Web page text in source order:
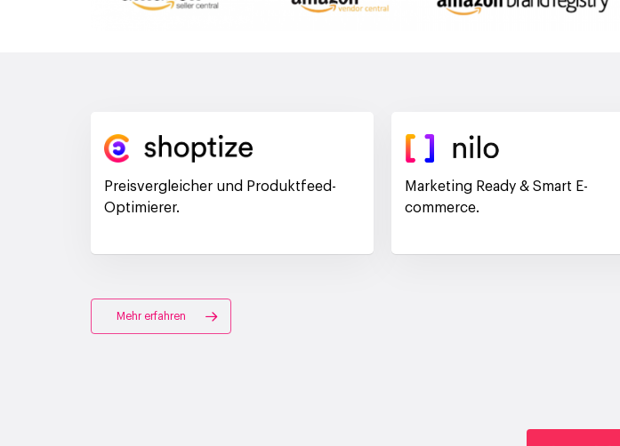
Preisvergleicher und Produktfeed-
Optimierer.
Marketing Ready & Smart E-
commerce.
Mehr erfahren